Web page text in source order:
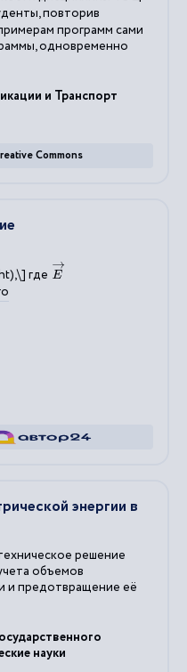
повторив
программ сами
одновременно
и Транспорт
Commons
где E→
энергии в
решение
объемов
и предотвращение её
науки